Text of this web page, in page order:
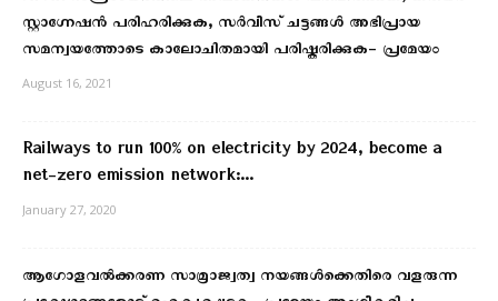
സ്റ്റാഗ്നേഷന്‍ പരിഹരിക്കുക, സര്‍വീസ് ചട്ടങ്ങള്‍ അഭിപ്രായ
സമന്വയത്തോടെ കാലോചിതമായി പരിഷ്കരിക്കുക- പ്രമേയം
August 16, 2021
Railways to run 100% on electricity by 2024, become a
net-zero emission network:...
January 27, 2020
ആഗോളവൽക്കരണ സാമ്രാജ്വത്വ നയങ്ങള്‍ക്കെതിരെ വളരുന്ന